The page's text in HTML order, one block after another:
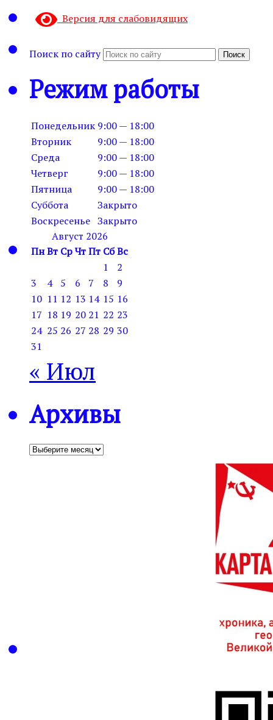
Версия для слабовидящих
Поиск по сайту Поиск
Режим работы
Понедельник 9:00 — 18:00
Вторник
9:00 — 18:00
Среда
9:00 — 18:00
Четверг
9:00 — 18:00
Пятница
9:00 — 18:00
Суббота
Закрыто
Воскресенье Закрыто
Август 2026
ПнВт СрЧтПт СбВс
1
2
3
4 5 6 7 8
9
10 11 12 13 14 15 16
17 18 19 20 21 22 23
24 25 26 27 28 29 30
31
« Июл
Архивы
Архивы